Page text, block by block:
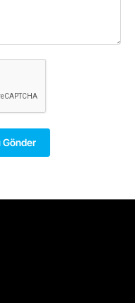
Gönder